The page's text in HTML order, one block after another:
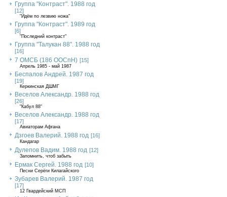
Группа "Контраст". 1988 год
[12]
"Идём по лезвию ножа"
Группа "Контраст". 1989 год
[6]
"Последний контраст"
Группа "Талукан 88". 1988 год
[16]
7 ОМСБ (186 ООСпН) [15]
Апрель 1985 - май 1987
Беспалов Андрей. 1987 год
[19]
Керкинская ДШМГ
Веселов Александр. 1988 год
[26]
"Кабул 88"
Веселов Александр. 1988 год
[17]
Авиаторам Афгана
Дзгоев Валерий. 1988 год [16]
Кандагар
Дулепов Вадим. 1988 год [12]
Запомнить, чтоб забыть
Ермак Сергей. 1988 год [10]
Песни Серёги Килагайского
Зубарев Валерий. 1987 год
[17]
12 Гвардейский МСП